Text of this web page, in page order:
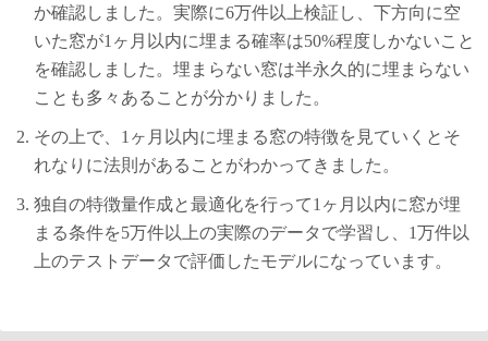
か確認しました。実際に6万件以上検証し、下方向に空
いた窓が1ヶ月以内に埋まる確率は50%程度しかないこと
を確認しました。埋まらない窓は半永久的に埋まらない
ことも多々あることが分かりました。
その上で、1ヶ月以内に埋まる窓の特徴を見ていくとそ
れなりに法則があることがわかってきました。
独自の特徴量作成と最適化を行って1ヶ月以内に窓が埋
まる条件を5万件以上の実際のデータで学習し、1万件以
上のテストデータで評価したモデルになっています。